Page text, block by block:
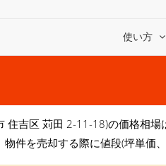
使い方
住吉区 苅田 2-11-18)の価格相場
件を売却する際に値段(坪単価